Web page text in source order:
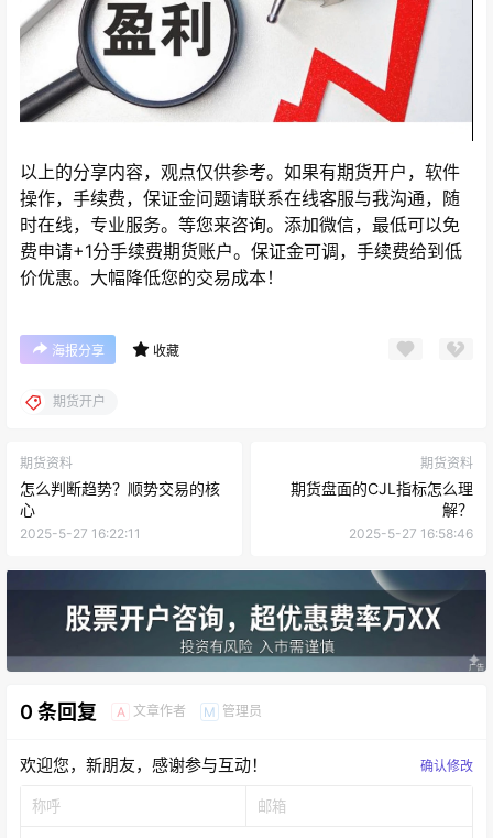
以上的分享内容，观点仅供参考。如果有期货开户，软件
操作，手续费，保证金问题请联系在线客服与我沟通，随
时在线，专业服务。等您来咨询。添加微信，最低可以免
费申请+1分手续费期货账户。保证金可调，手续费给到低
价优惠。大幅降低您的交易成本！
海报分享 收藏
期货开户
期货资料
怎么判断趋势？顺势交易的核
心
2025-5-27 16:22:11
期货资料
期货盘面的CJL指标怎么理
解？
2025-5-27 16:58:46
0 条回复 A 文章作者 M 管理员
欢迎您，新朋友，感谢参与互动！ 确认修改